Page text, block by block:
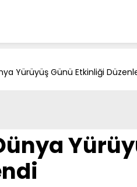
Yürüyüş Günü Etkinliği